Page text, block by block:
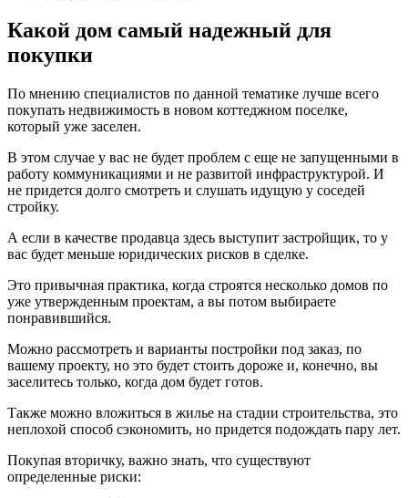
Какой дом самый надежный для
покупки
По мнению специалистов по данной тематике лучше всего
покупать недвижимость в новом коттеджном поселке,
который уже заселен.
В этом случае у вас не будет проблем с еще не запущенными в
работу коммуникациями и не развитой инфраструктурой. И
не придется долго смотреть и слушать идущую у соседей
стройку.
А если в качестве продавца здесь выступит застройщик, то у
вас будет меньше юридических рисков в сделке.
Это привычная практика, когда строятся несколько домов по
уже утвержденным проектам, а вы потом выбираете
понравившийся.
Можно рассмотреть и варианты постройки под заказ, по
вашему проекту, но это будет стоить дороже и, конечно, вы
заселитесь только, когда дом будет готов.
Также можно вложиться в жилье на стадии строительства, это
неплохой способ сэкономить, но придется подождать пару лет.
Покупая вторичку, важно знать, что существуют
определенные риски: